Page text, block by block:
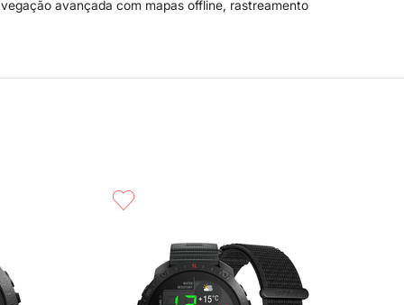
avançada com mapas offline, rastreamento
Compra rápida